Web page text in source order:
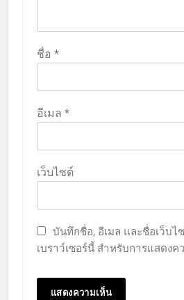
ชื่อ *
อีเมล *
เว็บไซต์
บันทึกชื่อ, อีเมล และชื่อเว็บ
เบราว์เซอร์นี้ สำหรับการแสดงค